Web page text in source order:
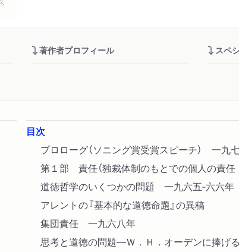
著作者プロフィール スペ
目次
プロローグ（ソニング賞受賞スピーチ） 一九
第１部 責任（独裁体制のもとでの個人の責
道徳哲学のいくつかの問題 一九六五‐六六年
アレントの『基本的な道徳命題』の異稿
集団責任 一九六八年
思考と道徳の問題―Ｗ．Ｈ．オーデンに捧げ